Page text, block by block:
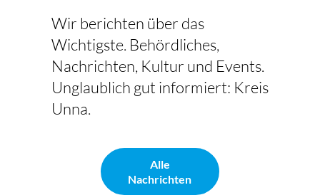
Wir berichten über das
Wichtigste. Behördliches,
Nachrichten, Kultur und Events.
Unglaublich gut informiert: Kreis
Unna.
Alle
Nachrichten